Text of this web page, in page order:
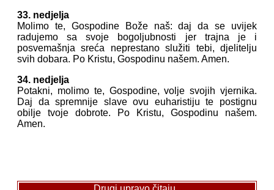
33. nedjelja
Molimo te, Gospodine Bože naš: daj da se uvijek
radujemo sa svoje bogoljubnosti jer trajna je i
posvemašnja sreća neprestano služiti tebi, djelitelju
svih dobara. Po Kristu, Gospodinu našem. Amen.
34. nedjelja
Potakni, molimo te, Gospodine, volje svojih vjernika.
Daj da spremnije slave ovu euharistiju te postignu
obilje tvoje dobrote. Po Kristu, Gospodinu našem.
Amen.